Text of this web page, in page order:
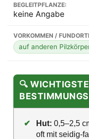
BEGLEITPFLANZE:
keine Angabe
VORKOMMEN /
auf anderen
🔍 WICHTIGSTE
✔ Hut: 0,5–2,5
oft mit seidig-